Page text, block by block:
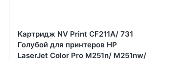
Картридж NV Print CF211A/ 731
Голубой для принтеров HP
LaserJet Color Pro M251n/ M251nw/